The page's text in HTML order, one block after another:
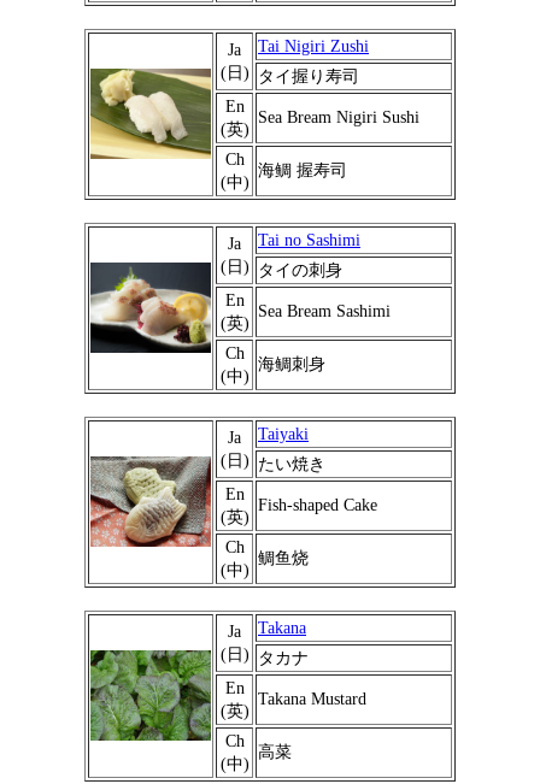
Ja
(日)
Tai Nigiri Zushi
タイ握り寿司
En
(英)
Sea Bream Nigiri Sushi
Ch
(中)
海鲷 握寿司
Ja
(日)
Tai no Sashimi
タイの刺身
En
(英)
Sea Bream Sashimi
Ch
(中)
海鲷刺身
Ja
(日)
Taiyaki
たい焼き
En
(英)
Fish-shaped Cake
Ch
(中)
鲷鱼烧
Ja
(日)
Takana
タカナ
En
(英)
Takana Mustard
Ch
(中)
高菜